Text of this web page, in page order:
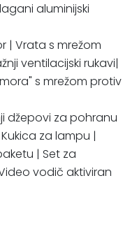
aluminijski
| Vrata s mrežom
ventilacijski rukavi|
s mrežom protiv
džepovi za pohranu
za lampu |
| Set za
vodič aktiviran